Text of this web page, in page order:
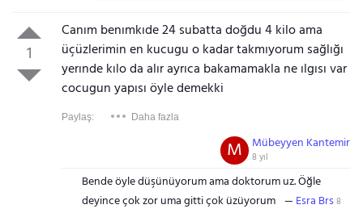
1
Canım benımkıde 24 subatta doğdu 4 kilo ama
üçüzlerimin en kucugu o kadar takmıyorum sağlığı
yerınde kılo da alır ayrıca bakamamakla ne ılgısı var
cocugun yapısı öyle demekki
Paylaş: Daha fazla
Mübeyyen Kantemir
8 yıl
M
Bende öyle düşünüyorum ama doktorum uz. Öğle
deyince çok zor uma gitti çok üzüyorum
Esra Brs8